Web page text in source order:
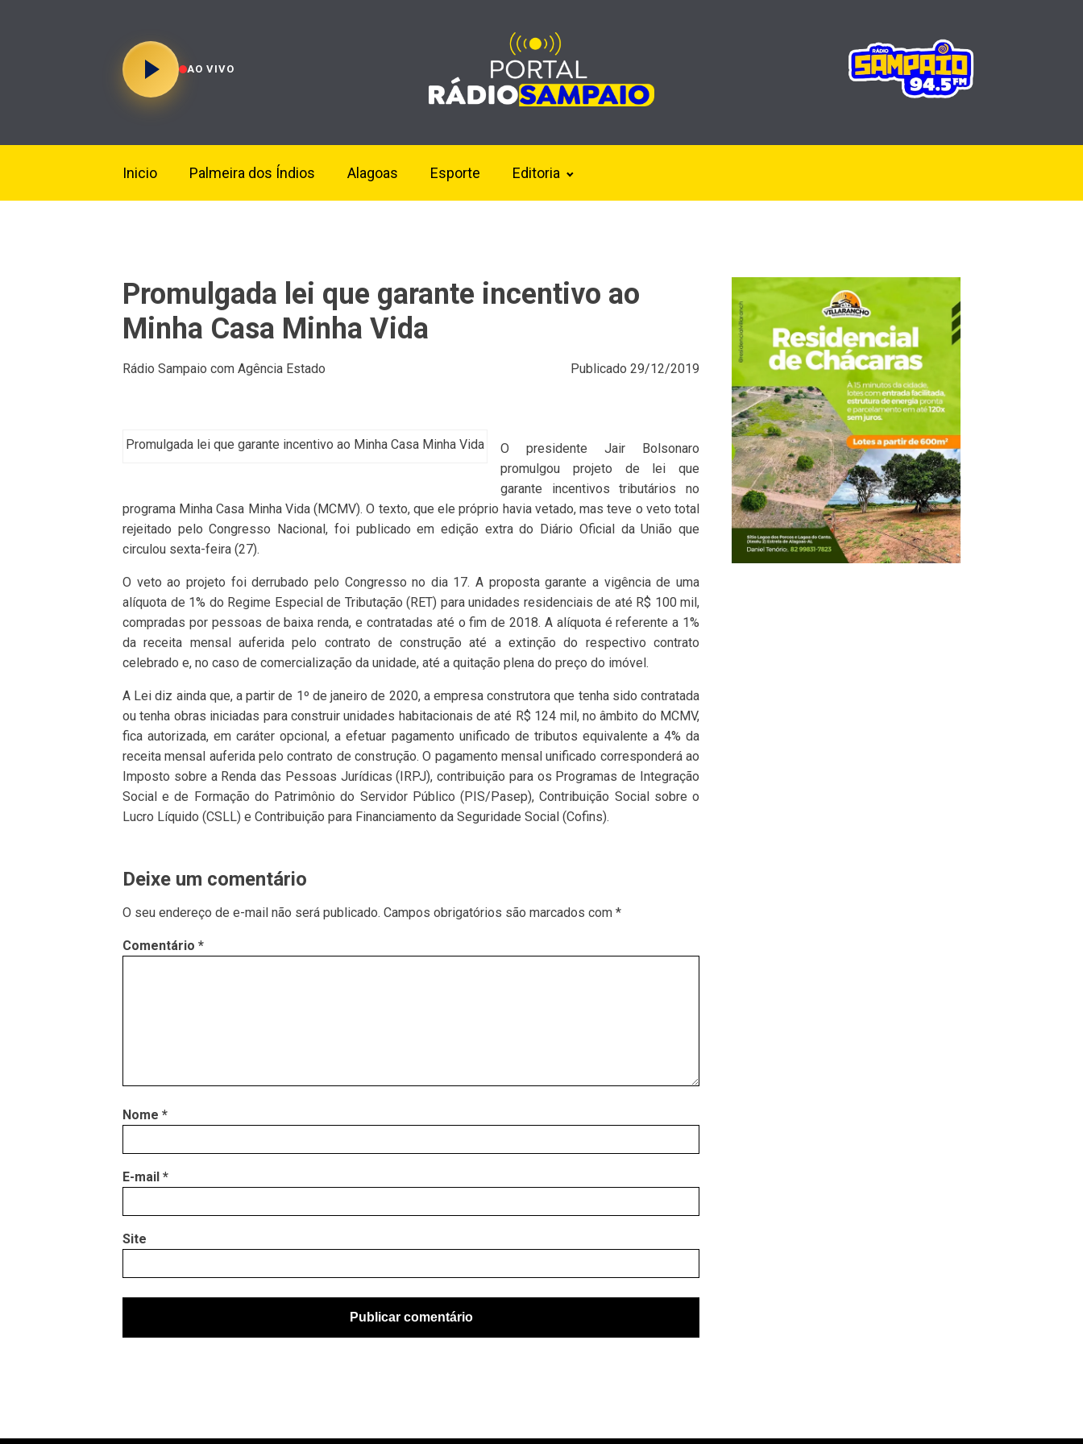
AO VIVO
Inicio Palmeira dos Índios Alagoas Esporte Editoria
Promulgada lei que garante incentivo ao
Minha Casa Minha Vida
Rádio Sampaio com Agência Estado Publicado 29/12/2019
Promulgada lei que garante incentivo ao Minha Casa Minha Vida
O presidente Jair Bolsonaro
promulgou projeto de lei que
garante incentivos tributários no
programa Minha Casa Minha Vida (MCMV). O texto, que ele próprio havia vetado, mas teve o veto total
rejeitado pelo Congresso Nacional, foi publicado em edição extra do Diário Oficial da União que
circulou sexta-feira (27).
O veto ao projeto foi derrubado pelo Congresso no dia 17. A proposta garante a vigência de uma
alíquota de 1% do Regime Especial de Tributação (RET) para unidades residenciais de até R$ 100 mil,
compradas por pessoas de baixa renda, e contratadas até o fim de 2018. A alíquota é referente a 1%
da receita mensal auferida pelo contrato de construção até a extinção do respectivo contrato
celebrado e, no caso de comercialização da unidade, até a quitação plena do preço do imóvel.
A Lei diz ainda que, a partir de 1º de janeiro de 2020, a empresa construtora que tenha sido contratada
ou tenha obras iniciadas para construir unidades habitacionais de até R$ 124 mil, no âmbito do MCMV,
fica autorizada, em caráter opcional, a efetuar pagamento unificado de tributos equivalente a 4% da
receita mensal auferida pelo contrato de construção. O pagamento mensal unificado corresponderá ao
Imposto sobre a Renda das Pessoas Jurídicas (IRPJ), contribuição para os Programas de Integração
Social e de Formação do Patrimônio do Servidor Público (PIS/Pasep), Contribuição Social sobre o
Lucro Líquido (CSLL) e Contribuição para Financiamento da Seguridade Social (Cofins).
Deixe um comentário
O seu endereço de e-mail não será publicado. Campos obrigatórios são marcados com *
Comentário *
Nome *
E-mail *
Site